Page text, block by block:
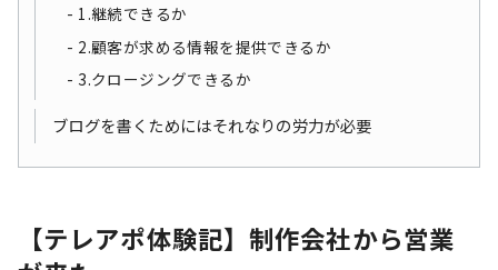
1.継続できるか
2.顧客が求める情報を提供できるか
3.クロージングできるか
ブログを書くためにはそれなりの労力が必要
【テレアポ体験記】制作会社から営業